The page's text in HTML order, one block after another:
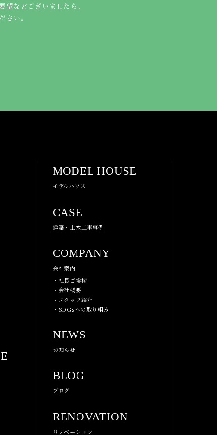
望などございましたら、
さい。
MODEL HOUSE
モデルハウス
CASE
建築・土木工事事例
COMPANY
会社案内
・社長ご挨拶
・会社概要
・スタッフ紹介
・SDGsへの取り組み
NEWS
お知らせ
BLOG
ブログ
RENOVATION
リノベーション